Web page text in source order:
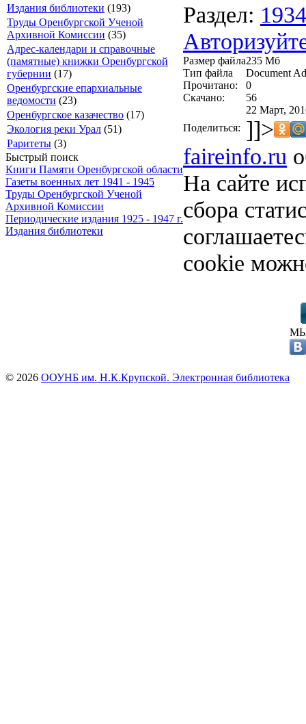
Издания библиотеки (193)
Труды Оренбургской Ученой
Архивной Комиссии (35)
Адрес-календари и справочные
(памятные) книжки Оренбургской
губернии (17)
Оренбургские епархиальные
ведомости (23)
Оренбургское казачество (17)
Экология реки Урал (51)
Раритеты (3)
Быстрый поиск
Книги Памяти Оренбургской области
Газеты военных лет 1941 - 1945
Труды Оренбургской Ученой
Архивной Комиссии
Периодические издания 1925 - 1947 г.
Издания библиотеки
Раздел: 1934
Размер файла235 Мб
Тип файла
Document
Прочитано:
0
Скачано:
56
22 Март,
Поделиться: ]]>
faireinfo.ru
На сайте
сбора
cookie
© 2026 ООУНБ им. Н.К.Крупской. Электронная библиотека